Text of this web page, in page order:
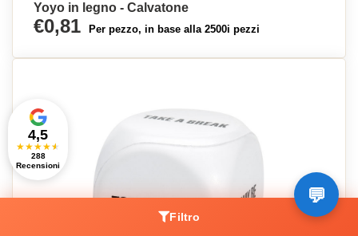
Yoyo in legno - Calvatone
€0,81 Per pezzo, in base alla 2500i pezzi
Filtro
4,5
★★★★★
288
Recensioni